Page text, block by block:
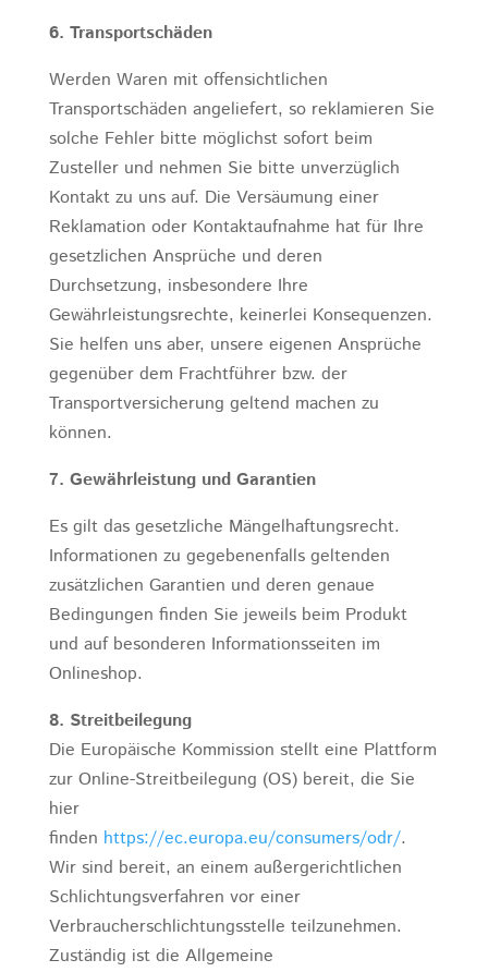
6. Transportschäden
Werden Waren mit offensichtlichen
Transportschäden angeliefert, so reklamieren Sie
solche Fehler bitte möglichst sofort beim
Zusteller und nehmen Sie bitte unverzüglich
Kontakt zu uns auf. Die Versäumung einer
Reklamation oder Kontaktaufnahme hat für Ihre
gesetzlichen Ansprüche und deren
Durchsetzung, insbesondere Ihre
Gewährleistungsrechte, keinerlei Konsequenzen.
Sie helfen uns aber, unsere eigenen Ansprüche
gegenüber dem Frachtführer bzw. der
Transportversicherung geltend machen zu
können.
7. Gewährleistung und Garantien
Es gilt das gesetzliche Mängelhaftungsrecht.
Informationen zu gegebenenfalls geltenden
zusätzlichen Garantien und deren genaue
Bedingungen finden Sie jeweils beim Produkt
und auf besonderen Informationsseiten im
Onlineshop.
8. Streitbeilegung
Die Europäische Kommission stellt eine Plattform
zur Online-Streitbeilegung (OS) bereit, die Sie
hier
finden https://ec.europa.eu/consumers/odr/.
Wir sind bereit, an einem außergerichtlichen
Schlichtungsverfahren vor einer
Verbraucherschlichtungsstelle teilzunehmen.
Zuständig ist die Allgemeine